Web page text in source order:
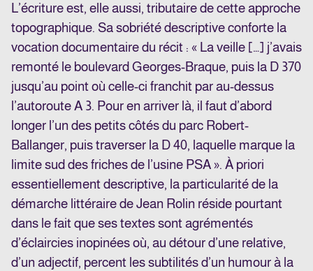
L’écriture est, elle aussi, tributaire de cette approche
topographique. Sa sobriété descriptive conforte la
vocation documentaire du récit : « La veille […] j’avais
remonté le boulevard Georges-Braque, puis la D 370
jusqu’au point où celle-ci franchit par au-dessus
l’autoroute A 3. Pour en arriver là, il faut d’abord
longer l’un des petits côtés du parc Robert-
Ballanger, puis traverser la D 40, laquelle marque la
limite sud des friches de l’usine PSA ». À priori
essentiellement descriptive, la particularité de la
démarche littéraire de Jean Rolin réside pourtant
dans le fait que ses textes sont agrémentés
d’éclaircies inopinées où, au détour d’une relative,
d’un adjectif, percent les subtilités d’un humour à la